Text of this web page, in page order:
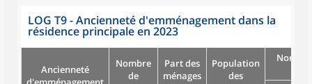
LOG T9 - Ancienneté d'emménagement dans la
résidence principale en 2023
Ancienneté
Nombre
de
Part des
ménages
Population
des